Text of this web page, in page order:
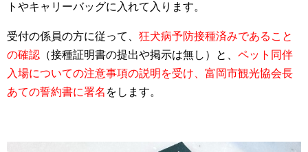
トやキャリーバッグに入れて入ります。
受付の係員の方に従って、 狂犬病予防接種済みであること
の確認 （接種証明書の提出や掲示は無し）と、 ペット同伴
入場についての注意事項の説明を受け、富岡市観光協会長
あての誓約書に署名 をします。